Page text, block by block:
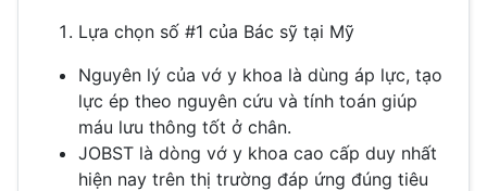
Lựa chọn số #1 của Bác sỹ tại Mỹ
Nguyên lý của vớ y khoa là dùng áp lực, tạo
lực ép theo nguyên cứu và tính toán giúp
máu lưu thông tốt ở chân.
JOBST là dòng vớ y khoa cao cấp duy nhất
hiện nay trên thị trường đáp ứng đúng tiêu